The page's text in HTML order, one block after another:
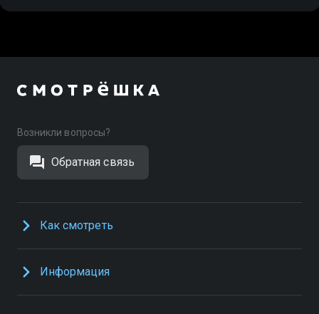
Возникли вопросы?
Обратная связь
Как смотреть
Информация